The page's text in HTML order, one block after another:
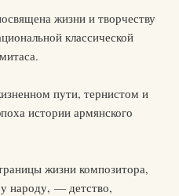
жизни и творчеству
классической
пути, тернистом и
истории армянского
жизни композитора,
народу, — детство,